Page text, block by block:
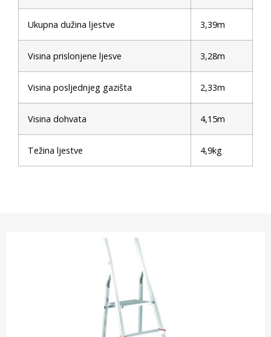
Ukupna dužina ljestve 3,39m
Visina prislonjene ljesve 3,28m
Visina posljednjeg gazišta 2,33m
Visina dohvata 4,15m
Težina ljestve 4,9kg